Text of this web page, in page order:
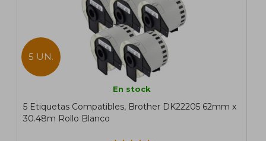
5 UN.
En stock
5 Etiquetas Compatibles, Brother DK22205 62mm x
30.48m Rollo Blanco